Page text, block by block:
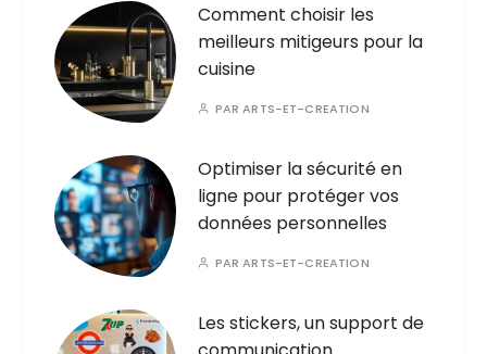
Comment choisir les
meilleurs mitigeurs pour la
cuisine
PARARTS-ET-CREATION
Optimiser la sécurité en
ligne pour protéger vos
données personnelles
PARARTS-ET-CREATION
Les stickers, un support de